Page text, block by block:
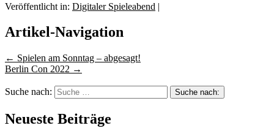
Veröffentlicht in: Digitaler Spieleabend |
Artikel-Navigation
← Spielen am Sonntag – abgesagt!
Berlin Con 2022 →
Suche nach:
Neueste Beiträge